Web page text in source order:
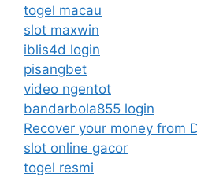
togel macau
slot maxwin
iblis4d login
pisangbet
video ngentot
bandarbola855 login
Recover your money from
slot online gacor
togel resmi